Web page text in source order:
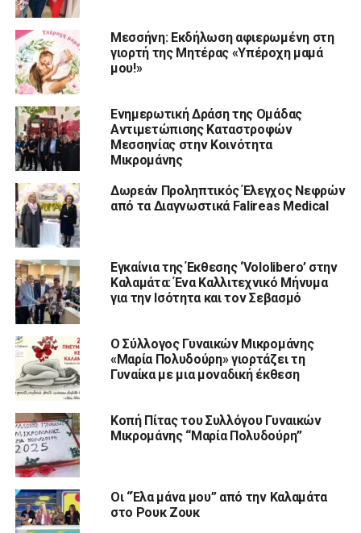
Μεσσήνη: Eκδήλωση αφιερωμένη στη
γιορτή της Μητέρας «Υπέροχη μαμά
μου!»
Ενημερωτική Δράση της Ομάδας
Αντιμετώπισης Καταστροφών
Μεσσηνίας στην Κοινότητα
Μικρομάνης
Δωρεάν Προληπτικός Έλεγχος Νεφρών
από τα Διαγνωστικά Falireas Medical
Εγκαίνια της Έκθεσης ‘Vololibero’ στην
Καλαμάτα: Ένα Καλλιτεχνικό Μήνυμα
για την Ισότητα και τον Σεβασμό
Ο Σύλλογος Γυναικών Μικρομάνης
«Μαρία Πολυδούρη» γιορτάζει τη
Γυναίκα με μια μοναδική έκθεση
Κοπή Πίτας του Συλλόγου Γυναικών
Μικρομάνης “Μαρία Πολυδούρη”
Οι “Έλα μάνα μου” από την Καλαμάτα
στο Ρουκ Ζουκ